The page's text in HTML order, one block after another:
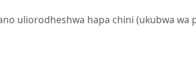
uliorodheshwa hapa chini (ukubwa wa